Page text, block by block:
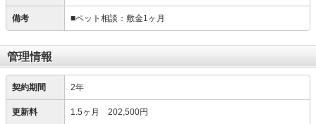
備考 ■ペット相談：敷金1ヶ月
管理情報
契約期間 2年
更新料 1.5ヶ月 202,500円